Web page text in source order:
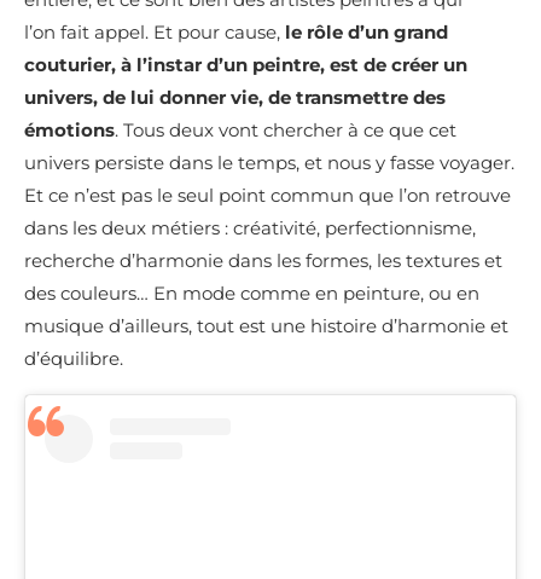
l’on fait appel. Et pour cause, le rôle d’un grand
couturier, à l’instar d’un peintre, est de créer un
univers, de lui donner vie, de transmettre des
émotions. Tous deux vont chercher à ce que cet
univers persiste dans le temps, et nous y fasse voyager.
Et ce n’est pas le seul point commun que l’on retrouve
dans les deux métiers : créativité, perfectionnisme,
recherche d’harmonie dans les formes, les textures et
des couleurs… En mode comme en peinture, ou en
musique d’ailleurs, tout est une histoire d’harmonie et
d’équilibre.